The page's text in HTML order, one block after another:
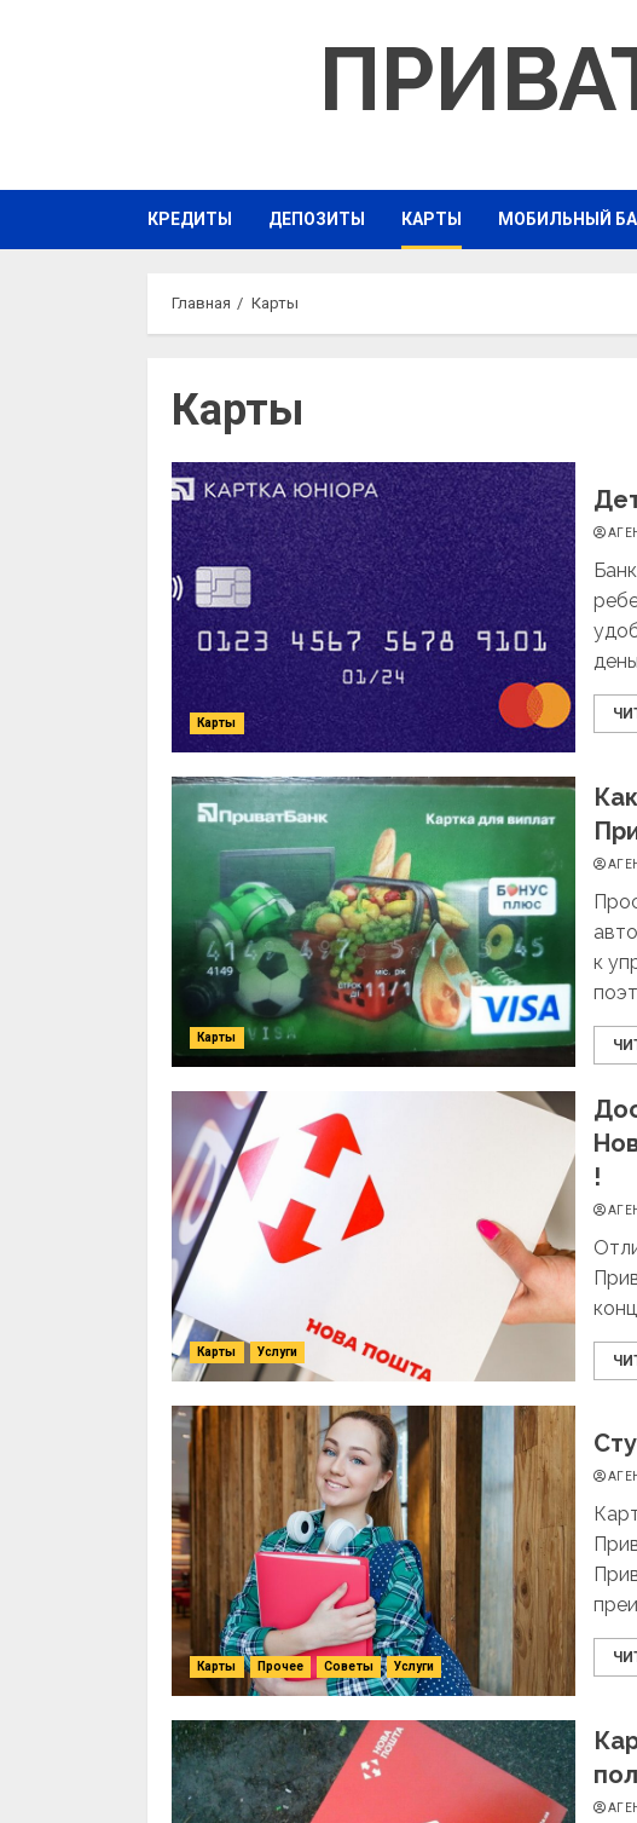
КРЕДИТЫ ДЕПОЗИТЫ КАРТЫ МОБИЛЬНЫЙ
Главная Карты
Карты
Карты
Карты
к
Карты Услуги
!
Карты Прочее Советы Услуги